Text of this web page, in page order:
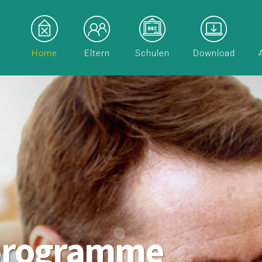
Home Eltern Schulen Download